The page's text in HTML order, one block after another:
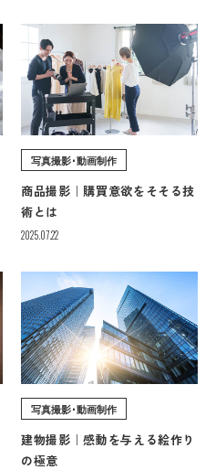
写真撮影･動画制作
商品撮影｜購買意欲をそそる技
術とは
2025.07.22
写真撮影･動画制作
建物撮影｜感動を与える絵作り
の極意